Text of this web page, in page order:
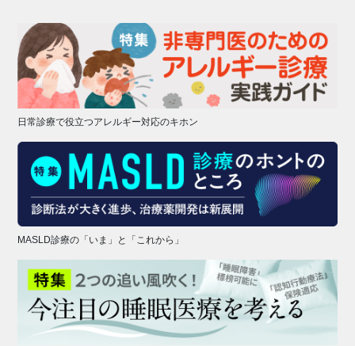
日常診療で役立つアレルギー対応のキホン
MASLD診療の「いま」と「これから」